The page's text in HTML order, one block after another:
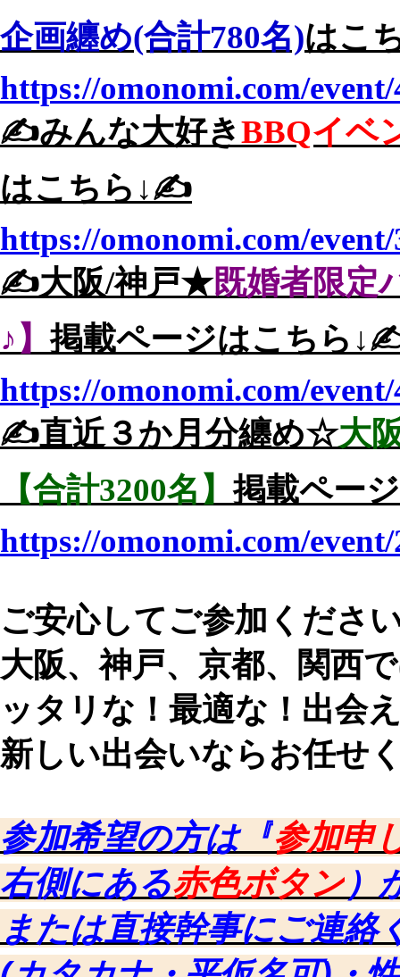
企画纏め(合計780名)はこ
https://omonomi.com/
✍️みんな大好きBBQイベ
はこちら↓✍️
https://omonomi.com/
✍️大阪/神戸★既婚者限定
♪】掲載ページはこちら
https://omonomi.com/
✍️直近３か月分纏め☆大
【合計3200名】掲載ペー
https://omonomi.com/
ご安心してご参加くださ
大阪、神戸、京都、関西
ッタリな！最適な！出会
新しい出会いならお任せ
参加希望の方は『参加申
右側にある赤色ボタン ）
または直接幹事にご連絡